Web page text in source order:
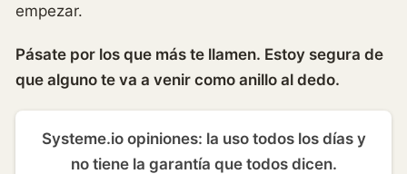
empezar.
Pásate por los que más te llamen. Estoy segura de
que alguno te va a venir como anillo al dedo.
Systeme.io opiniones: la uso todos los días y
no tiene la garantía que todos dicen.